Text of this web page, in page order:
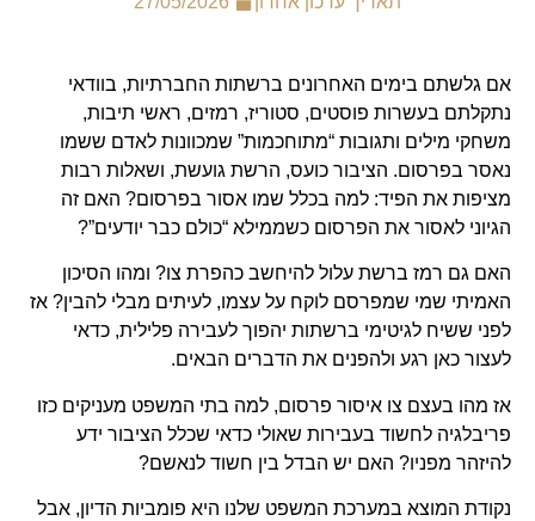
אם גלשתם בימים האחרונים ברשתות החברתיות, בוודאי
נתקלתם בעשרות פוסטים, סטוריז, רמזים, ראשי תיבות,
משחקי מילים ותגובות “מתוחכמות” שמכוונות לאדם ששמו
נאסר בפרסום. הציבור כועס, הרשת גועשת, ושאלות רבות
מציפות את הפיד: למה בכלל שמו אסור בפרסום? האם זה
הגיוני לאסור את הפרסום כשממילא “כולם כבר יודעים”?
האם גם רמז ברשת עלול להיחשב כהפרת צו? ומהו הסיכון
האמיתי שמי שמפרסם לוקח על עצמו, לעיתים מבלי להבין? אז
לפני ששיח לגיטימי ברשתות יהפוך לעבירה פלילית, כדאי
לעצור כאן רגע ולהפנים את הדברים הבאים.
אז מהו בעצם צו איסור פרסום, למה בתי המשפט מעניקים כזו
פריבלגיה לחשוד בעבירות שאולי כדאי שכלל הציבור ידע
להיזהר מפניו? האם יש הבדל בין חשוד לנאשם?
נקודת המוצא במערכת המשפט שלנו היא פומביות הדיון, אבל